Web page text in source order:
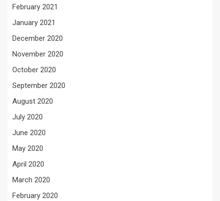
February 2021
January 2021
December 2020
November 2020
October 2020
September 2020
August 2020
July 2020
June 2020
May 2020
April 2020
March 2020
February 2020